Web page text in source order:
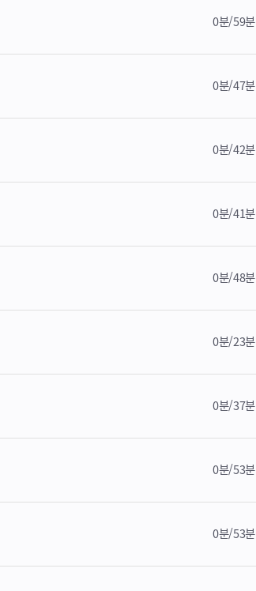
0분/59분
0분/47분
0분/42분
0분/41분
0분/48분
0분/23분
0분/37분
0분/53분
0분/53분